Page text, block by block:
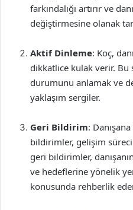
farkındalığı artırır ve
değiştirmesine olanak
Aktif Dinleme: Koç,
dikkatlice kulak verir. Bu
durumunu anlamak ve
yaklaşım sergiler.
Geri Bildirim:
bildirimler, gelişim
geri bildirimler,
ve hedeflerine yönelik
konusunda rehberlik